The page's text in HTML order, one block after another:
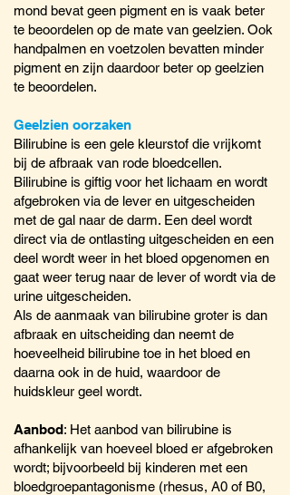
mond bevat geen pigment en is vaak beter
te beoordelen op de mate van geelzien. Ook
handpalmen en voetzolen bevatten minder
pigment en zijn daardoor beter op geelzien
te beoordelen.
Geelzien oorzaken
Bilirubine is een gele kleurstof die vrijkomt
bij de afbraak van rode bloedcellen.
Bilirubine is giftig voor het lichaam en wordt
afgebroken via de lever en uitgescheiden
met de gal naar de darm. Een deel wordt
direct via de ontlasting uitgescheiden en een
deel wordt weer in het bloed opgenomen en
gaat weer terug naar de lever of wordt via de
urine uitgescheiden.
Als de aanmaak van bilirubine groter is dan
afbraak en uitscheiding dan neemt de
hoeveelheid bilirubine toe in het bloed en
daarna ook in de huid, waardoor de
huidskleur geel wordt.
Aanbod: Het aanbod van bilirubine is
afhankelijk van hoeveel bloed er afgebroken
wordt; bijvoorbeeld bij kinderen met een
bloedgroepantagonisme (rhesus, A0 of B0,